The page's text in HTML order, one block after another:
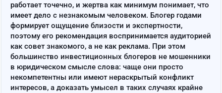
работает точечно, и жертва как минимум понимает, что
имеет дело с незнакомым человеком. Блогер годами
формирует ощущение близости и экспертности,
поэтому его рекомендация воспринимается аудиторией
как совет знакомого, а не как реклама. При этом
большинство инвестиционных блогеров не мошенники
в юридическом смысле слова: чаще они просто
некомпетентны или имеют нераскрытый конфликт
интересов, а доказать умысел в таких случаях крайне